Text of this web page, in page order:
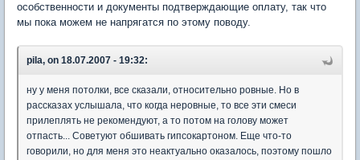
особственности и документы подтверждающие оплату, так что
мы пока можем не напрягатся по этому поводу.
pila, on 18.07.2007 - 19:32:
ну у меня потолки, все сказали, относительно ровные. Но в
рассказах услышала, что когда неровные, то все эти смеси
прилеплять не рекомендуют, а то потом на голову может
отпасть... Советуют обшивать гипсокартоном. Еще что-то
говорили, но для меня это неактуально оказалось, поэтому пошло